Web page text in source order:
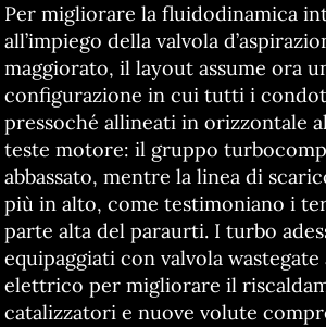
Per migliorare la fluidodinamica
all’impiego della valvola
maggiorato, il layout assume ora
configurazione in cui tutti i
pressoché allineati in orizzontale
teste motore: il gruppo
abbassato, mentre la linea di
più in alto, come testimoniano i
parte alta del paraurti. I turbo
equipaggiati con valvola
elettrico per migliorare il
catalizzatori e nuove volute